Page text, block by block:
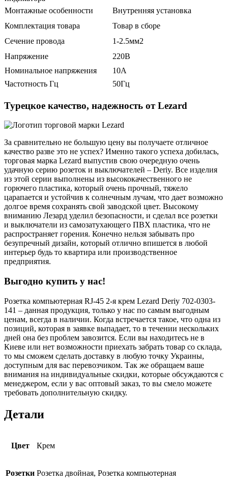
Монтажные особенности
Внутренняя установка
Комплектация товара
Товар в сборе
Сечение провода
1-2.5мм2
Напряжение
220В
Номинальное напряжения
10А
Частотность Гц
50Гц
Турецкое качество, надежность от Lezard
За сравнительно не большую цену вы получаете отличное
качество разве это не успех? Именно такого успеха добилась,
торговая марка Lezard выпустив свою очередную очень
удачную серию розеток и выключателей – Deriy. Все изделия
из этой серии выполнены из высококачественного не
горючего пластика, который очень прочный, тяжело
царапается и устойчив к солнечным лучам, что дает возможно
долгое время сохранять свой заводской цвет. Высокому
вниманию Лезард уделил безопасности, и сделал все розетки
и выключатели из самозатухающего ПВХ пластика, что не
распространяет горения. Конечно нельзя забывать про
безупречный дизайн, который отлично впишется в любой
интерьер будь то квартира или производственное
предприятия.
Выгодно купить у нас!
Розетка компьютерная RJ-45 2-я крем Lezard Deriy 702-0303-
141 – данная продукция, только у нас по самым выгодным
ценам, всегда в наличии. Когда встречается такое, что одна из
позиций, которая в заявке выпадает, то в течении нескольких
дней она без проблем завозится. Если вы находитесь не в
Киеве или нет возможности приехать забрать товар со склада,
то мы сможем сделать доставку в любую точку Украины,
доступным для вас перевозчиком. Так же обращаем ваше
внимания на индивидуальные скидки, которые обсуждаются с
менеджером, если у вас оптовый заказ, то вы смело можете
требовать дополнительную скидку.
Детали
Цвет Крем
Розетки Розетка двойная, Розетка компьютерная